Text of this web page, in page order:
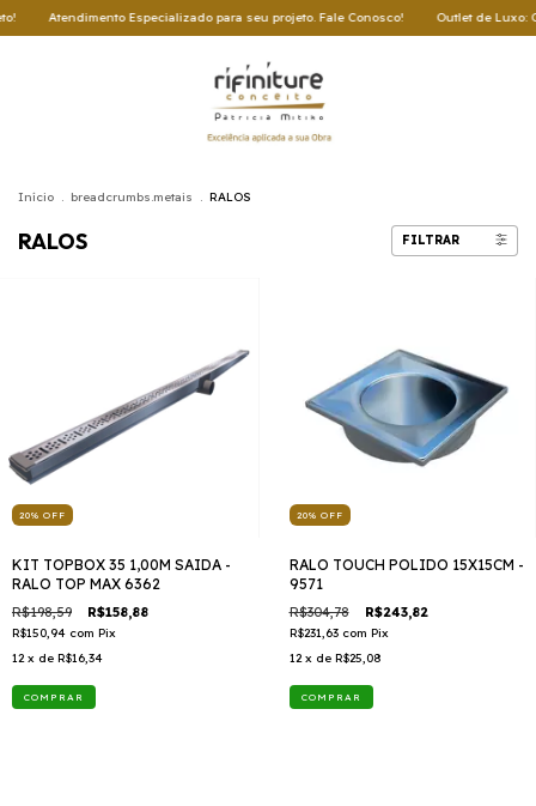
Especializado para seu projeto. Fale Conosco! Outlet de Luxo:
Início . breadcrumbs.metais . RALOS
RALOS FILTRAR
20% OFF
KIT TOPBOX 35 1,00M SAIDA -
RALO TOP MAX 6362
R$198,59 R$158,88
R$150,94 com Pix
12 x de R$16,34
20% OFF
RALO TOUCH POLIDO 15X15CM -
9571
R$304,78 R$243,82
R$231,63 com Pix
12 x de R$25,08